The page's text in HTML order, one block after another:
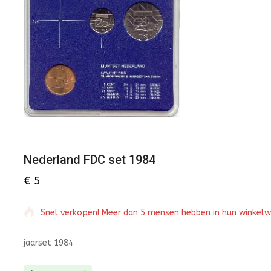
Nederland FDC set 1984
€ 5
Snel verkopen! Meer dan 5 mensen hebben in hun
jaarset 1984